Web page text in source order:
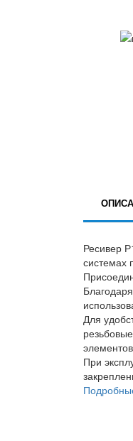
Ресивер
системах
Для
При